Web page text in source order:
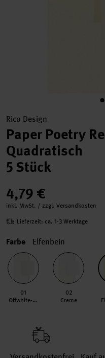
Rico Design
Paper Poetry
Quadratisch
5 Stück
4,79 €
inkl. MwSt. / zzgl. Versandkosten
Lieferzeit: ca. 1-3 Werktage
Farbe Elfenbein
01
Offwhite-roségold
02
Creme